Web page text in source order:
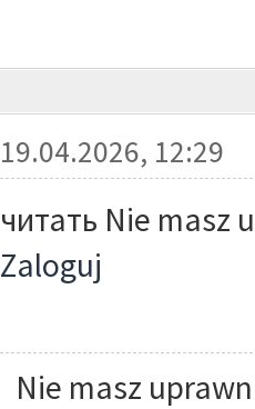
19.04.2026, 12:29
читать Nie masz
Zaloguj
Nie masz